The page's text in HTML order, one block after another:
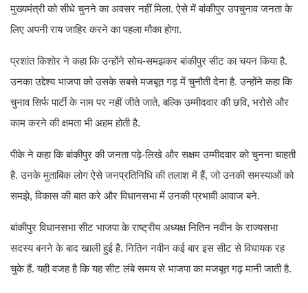
मुख्यमंत्री को सीधे चुनने का अवसर नहीं मिला. ऐसे में बांकीपुर उपचुनाव जनता के
लिए अपनी राय जाहिर करने का पहला मौका होगा.
प्रशांत किशोर ने कहा कि उन्होंने सोच-समझकर बांकीपुर सीट का चयन किया है.
उनका उद्देश्य भाजपा को उसके सबसे मजबूत गढ़ में चुनौती देना है. उन्होंने कहा कि
चुनाव सिर्फ पार्टी के नाम पर नहीं जीते जाते, बल्कि उम्मीदवार की छवि, भरोसे और
काम करने की क्षमता भी अहम होती है.
पीके ने कहा कि बांकीपुर की जनता पढ़े-लिखे और सक्षम उम्मीदवार को चुनना चाहती
है. उनके मुताबिक लोग ऐसे जनप्रतिनिधि की तलाश में हैं, जो उनकी समस्याओं को
समझे, विकास की बात करे और विधानसभा में उनकी प्रभावी आवाज बने.
बांकीपुर विधानसभा सीट भाजपा के राष्ट्रीय अध्यक्ष नितिन नवीन के राज्यसभा
सदस्य बनने के बाद खाली हुई है. नितिन नवीन कई बार इस सीट से विधायक रह
चुके हैं. यही वजह है कि यह सीट लंबे समय से भाजपा का मजबूत गढ़ मानी जाती है.